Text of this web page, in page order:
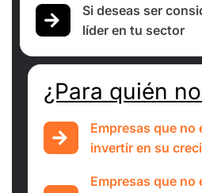
Si deseas ser
líder en tu sector
¿Para quién
Empresas que
invertir en su
Empresas que no